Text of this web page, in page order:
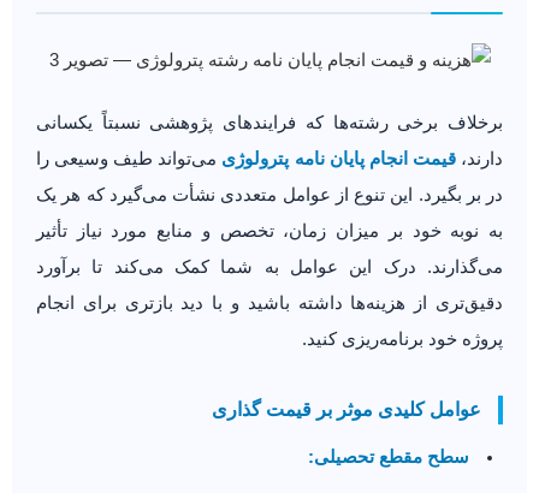
برخلاف برخی رشته‌ها که فرایندهای پژوهشی نسبتاً یکسانی
دارند،قیمت انجام پایان نامه پترولوژی می‌تواند طیف وسیعی را
در بر بگیرد. این تنوع از عوامل متعددی نشأت می‌گیرد که هر یک
به نوبه خود بر میزان زمان، تخصص و منابع مورد نیاز تأثیر
می‌گذارند. درک این عوامل به شما کمک می‌کند تا برآورد
دقیق‌تری از هزینه‌ها داشته باشید و با دید بازتری برای انجام
پروژه خود برنامه‌ریزی کنید.
عوامل کلیدی موثر بر قیمت گذاری
سطح مقطع تحصیلی: